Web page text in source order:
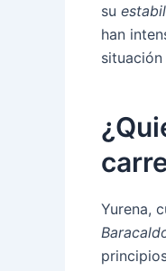
su
han
Yurena,